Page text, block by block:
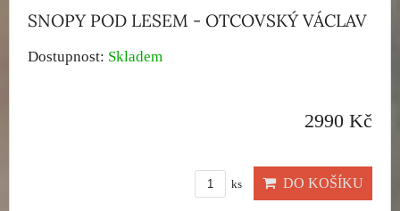
SNOPY POD LESEM - OTCOVSKÝ VÁCLAV
Dostupnost: Skladem
2990 Kč
ks DO KOŠÍKU